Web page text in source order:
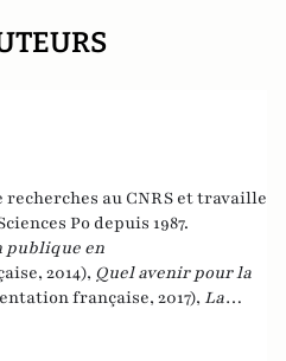
au CNRS et travaille
Po depuis 1987.
publique en
2014), Quel avenir pour la
française, 2017), La
elle en crise ?
et